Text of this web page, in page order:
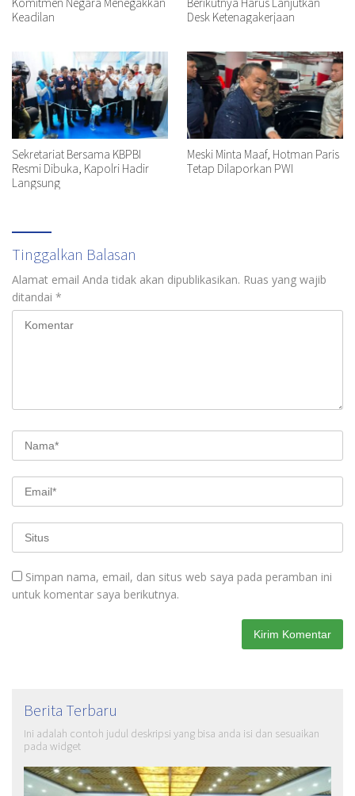
Keadilan
Desk Ketenagakerjaan
Sekretariat Bersama KBPBI
Resmi Dibuka, Kapolri Hadir
Langsung
Meski Minta Maaf, Hotman Paris
Tetap Dilaporkan PWI
Tinggalkan Balasan
Alamat email Anda tidak akan dipublikasikan. Ruas yang wajib
ditandai *
Simpan nama, email, dan situs web saya pada peramban ini
untuk komentar saya berikutnya.
Berita Terbaru
Ini adalah contoh judul deskripsi yang bisa anda isi dan sesuaikan
pada widget